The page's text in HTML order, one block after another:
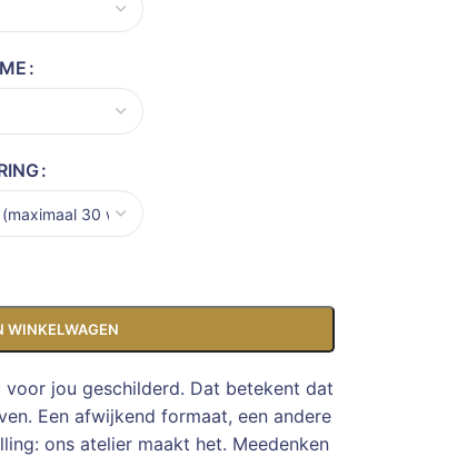
WINKELWAGEN
jou geschilderd. Dat betekent dat
Een afwijkend formaat, een andere
ons atelier maakt het. Meedenken